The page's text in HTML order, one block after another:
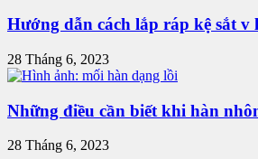
Hướng dẫn cách lắp ráp kệ sắt v
28 Tháng 6, 2023
Những điều cần biết khi hàn
28 Tháng 6, 2023